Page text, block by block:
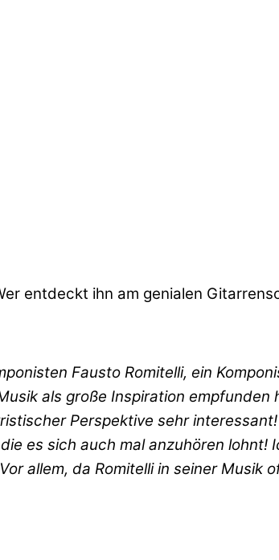
entdeckt ihn am genialen
Fausto Romitelli, ein
als große Inspiration
Perspektive sehr interessant!
es sich auch mal anzuhören lohnt!
allem, da Romitelli in seiner Musik